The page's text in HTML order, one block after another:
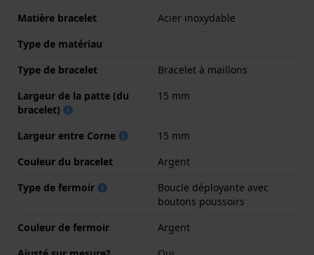
Matière bracelet
Acier inoxydable
Type de matériau
Type de bracelet
Bracelet à maillons
Largeur de la patte (du
bracelet)
15 mm
Largeur entre Corne
15 mm
Couleur du bracelet
Argent
Type de fermoir
Boucle déployante avec
boutons poussoirs
Couleur de fermoir
Argent